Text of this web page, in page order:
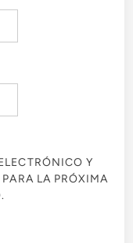
Y
LA PRÓXIMA